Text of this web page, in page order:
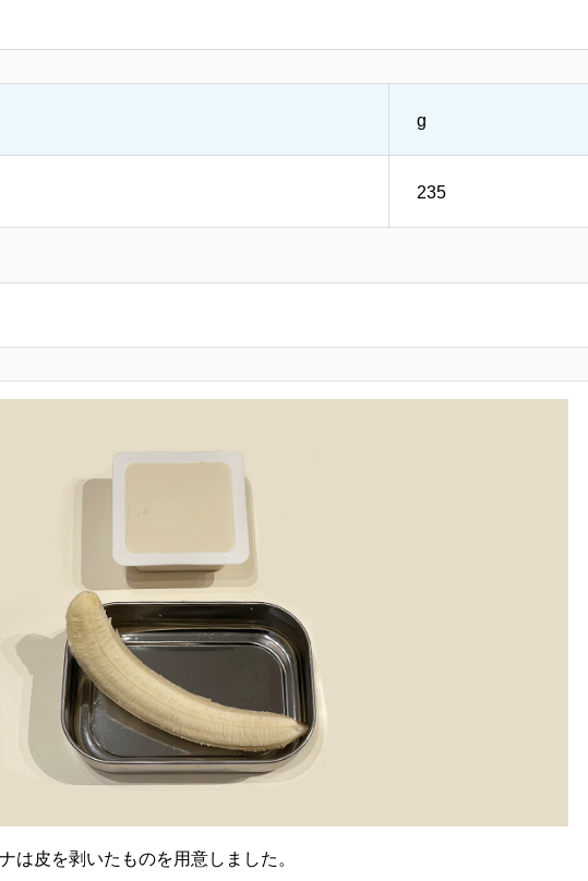
g
235
は皮を剥いたものを用意しました。